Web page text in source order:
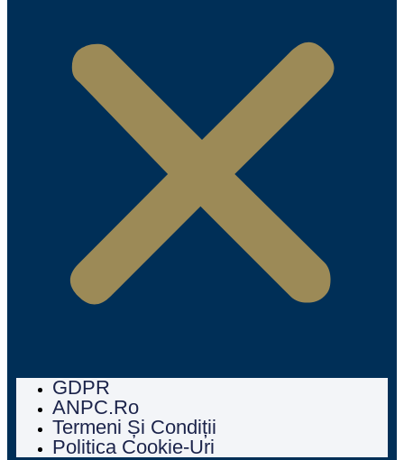
GDPR
ANPC.ro
Termeni Și Condiții
Politica Cookie-Uri